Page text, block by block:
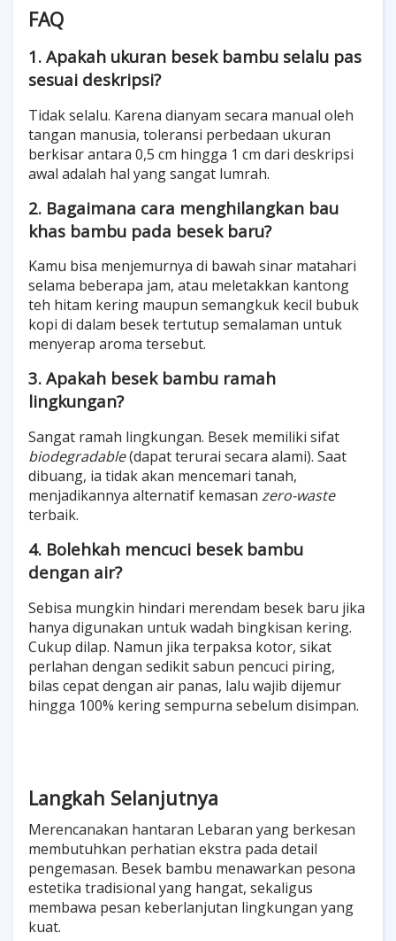
FAQ
1. Apakah ukuran besek bambu selalu pas
sesuai deskripsi?
Tidak selalu. Karena dianyam secara manual oleh
tangan manusia, toleransi perbedaan ukuran
berkisar antara 0,5 cm hingga 1 cm dari deskripsi
awal adalah hal yang sangat lumrah.
2. Bagaimana cara menghilangkan bau
khas bambu pada besek baru?
Kamu bisa menjemurnya di bawah sinar matahari
selama beberapa jam, atau meletakkan kantong
teh hitam kering maupun semangkuk kecil bubuk
kopi di dalam besek tertutup semalaman untuk
menyerap aroma tersebut.
3. Apakah besek bambu ramah
lingkungan?
Sangat ramah lingkungan. Besek memiliki sifat
biodegradable(dapat terurai secara alami). Saat
dibuang, ia tidak akan mencemari tanah,
menjadikannya alternatif kemasan zero-waste
terbaik.
4. Bolehkah mencuci besek bambu
dengan air?
Sebisa mungkin hindari merendam besek baru jika
hanya digunakan untuk wadah bingkisan kering.
Cukup dilap. Namun jika terpaksa kotor, sikat
perlahan dengan sedikit sabun pencuci piring,
bilas cepat dengan air panas, lalu wajib dijemur
hingga 100% kering sempurna sebelum disimpan.
Langkah Selanjutnya
Merencanakan hantaran Lebaran yang berkesan
membutuhkan perhatian ekstra pada detail
pengemasan. Besek bambu menawarkan pesona
estetika tradisional yang hangat, sekaligus
membawa pesan keberlanjutan lingkungan yang
kuat.